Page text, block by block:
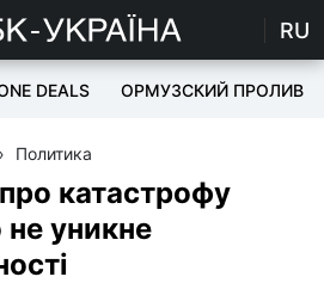
RU
DEALS ОРМУЗСКИЙ ПРОЛИВ
Политика
катастрофу
уникне